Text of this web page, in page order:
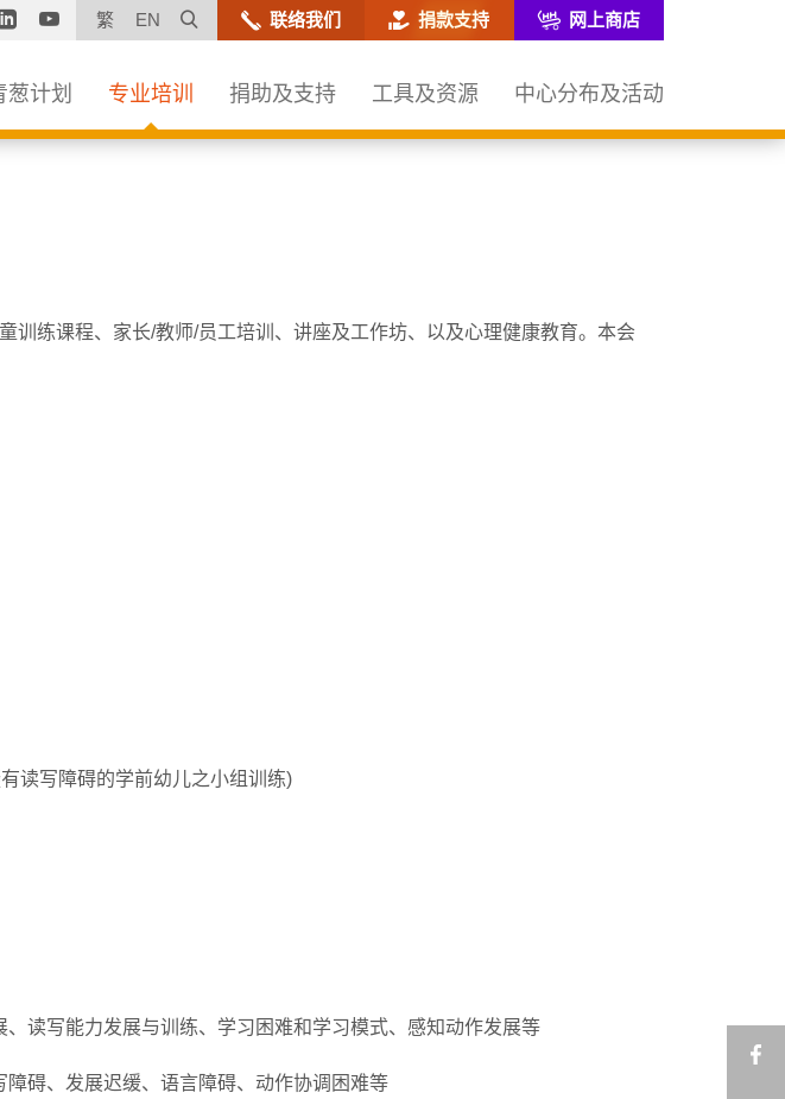
LinkedinYouTube
繁 EN 打开网站搜寻框
联络我们 捐款支持 网上商店
葱计划 专业培训 捐助及支持 工具及资源 中心分布及活动
练课程、家长/教师/员工培训、讲座及工作坊、以及心理健康教育。本会
读写障碍的学前幼儿之小组训练)
读写能力发展与训练、学习困难和学习模式、感知动作发展等
碍、发展迟缓、语言障碍、动作协调困难等